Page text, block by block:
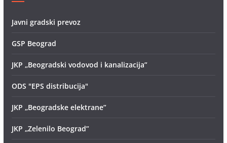
Javni gradski prevoz
GSP Beograd
JKP „Beogradski vodovod i kanalizacija”
ODS "EPS distribucija"
JKP „Beogradske elektrane”
JKP „Zelenilo Beograd”